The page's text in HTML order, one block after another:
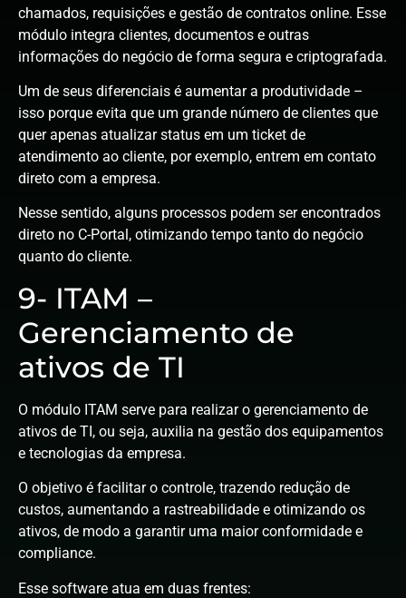
chamados, requisições e gestão de contratos online. Esse
módulo integra clientes, documentos e outras
informações do negócio de forma segura e criptografada.
Um de seus diferenciais é aumentar a produtividade –
isso porque evita que um grande número de clientes que
quer apenas atualizar status em um ticket de
atendimento ao cliente, por exemplo, entrem em contato
direto com a empresa.
Nesse sentido, alguns processos podem ser encontrados
direto no C-Portal, otimizando tempo tanto do negócio
quanto do cliente.
9- ITAM –
Gerenciamento de
ativos de TI
O módulo ITAM serve para realizar o gerenciamento de
ativos de TI, ou seja, auxilia na gestão dos equipamentos
e tecnologias da empresa.
O objetivo é facilitar o controle, trazendo redução de
custos, aumentando a rastreabilidade e otimizando os
ativos, de modo a garantir uma maior conformidade e
compliance.
Esse software atua em duas frentes: